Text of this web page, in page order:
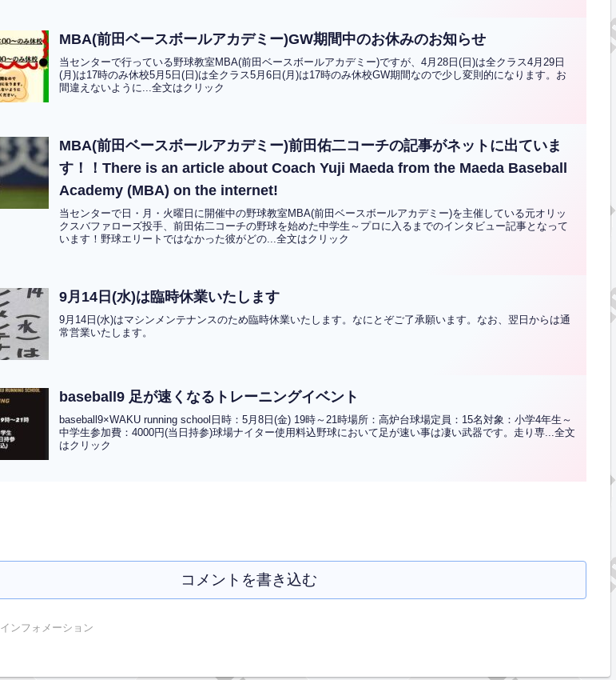
MBA(前田ベースボールアカデミー)GW期間中のお休みのお知らせ
当センターで行っている野球教室MBA(前田ベースボールアカデミー)ですが、4月28日(日)は全クラス4月29日
(月)は17時のみ休校5月5日(日)は全クラス5月6日(月)は17時のみ休校GW期間なので少し変則的になります。お
間違えないように...全文はクリック
MBA(前田ベースボールアカデミー)前田佑二コーチの記事がネットに出ていま
す！！There is an article about Coach Yuji Maeda from the Maeda Baseball
Academy (MBA) on the internet!
当センターで日・月・火曜日に開催中の野球教室MBA(前田ベースボールアカデミー)を主催している元オリッ
クスバファローズ投手、前田佑二コーチの野球を始めた中学生～プロに入るまでのインタビュー記事となって
います！野球エリートではなかった彼がどの...全文はクリック
9月14日(水)は臨時休業いたします
9月14日(水)はマシンメンテナンスのため臨時休業いたします。なにとぞご了承願います。なお、翌日からは通
常営業いたします。
baseball9 足が速くなるトレーニングイベント
baseball9×WAKU running school日時：5月8日(金) 19時～21時場所：高炉台球場定員：15名対象：小学4年生～
中学生参加費：4000円(当日持参)球場ナイター使用料込野球において足が速い事は凄い武器です。走り専...全文
はクリック
コメントを書き込む
インフォメーション